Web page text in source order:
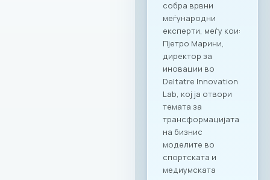
на соодветен
амбиент за секоја
пригода: PARK by
RAGUSA GROUP – за
престижни настани
во срцето на
Градскиот парк;
RAGUSA 360 – за
ексклузивни
корпоративни
прослави со
панорамски
поглед; RAGUSA 919
– за автентични